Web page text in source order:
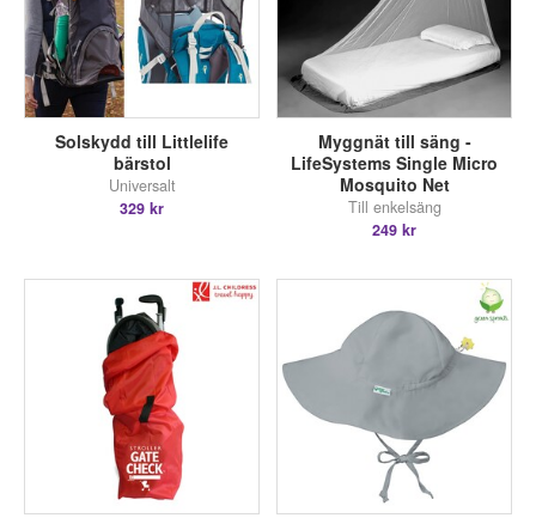
Solskydd till Littlelife
bärstol
Universalt
329 kr
Myggnät till säng -
LifeSystems Single Micro
Mosquito Net
Till enkelsäng
249 kr